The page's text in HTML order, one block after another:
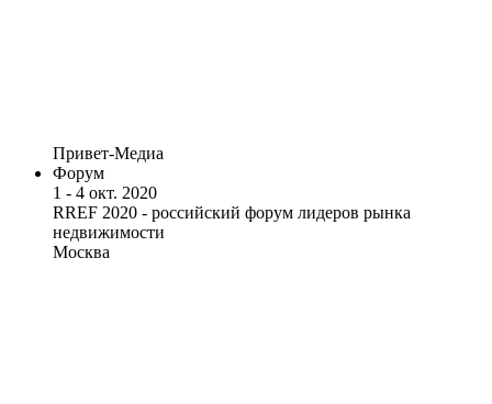
Привет-Медиа
Форум
1 - 4 окт. 2020
RREF 2020 - российский форум лидеров рынка
недвижимости
Москва